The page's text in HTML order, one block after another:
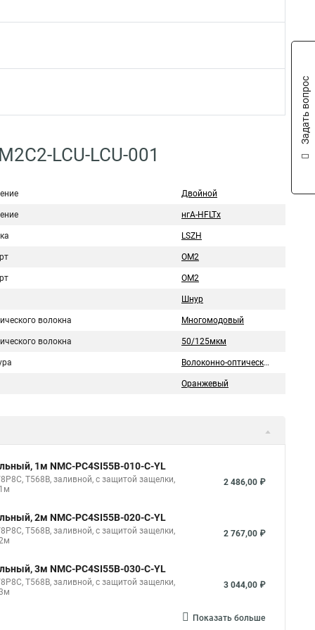
LCU-LCU-001
Двойной
нгА-HFLTx
LSZH
OM2
ОМ2
Шнур
волокна Многомодовый
волокна 50/125мкм
Волоконно-оптический
Оранжевый
1м NMC-PC4SI55B-010-C-YL
T568B, заливной, с защитой защелки,
2 486,00 ₽
2м NMC-PC4SI55B-020-C-YL
T568B, заливной, с защитой защелки,
2 767,00 ₽
3м NMC-PC4SI55B-030-C-YL
T568B, заливной, с защитой защелки,
3 044,00 ₽
Показать больше
Задать вопрос